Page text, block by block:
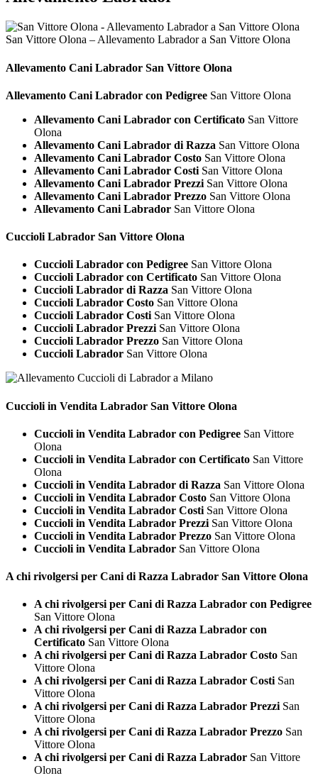
San Vittore Olona – Allevamento Labrador a San Vittore Olona
Allevamento Cani Labrador San Vittore Olona
Allevamento Cani Labrador con Pedigree San Vittore Olona
Allevamento Cani Labrador con Certificato San Vittore
Olona
Allevamento Cani Labrador di Razza San Vittore Olona
Allevamento Cani Labrador Costo San Vittore Olona
Allevamento Cani Labrador Costi San Vittore Olona
Allevamento Cani Labrador Prezzi San Vittore Olona
Allevamento Cani Labrador Prezzo San Vittore Olona
Allevamento Cani Labrador San Vittore Olona
Cuccioli Labrador San Vittore Olona
Cuccioli Labrador con Pedigree San Vittore Olona
Cuccioli Labrador con Certificato San Vittore Olona
Cuccioli Labrador di Razza San Vittore Olona
Cuccioli Labrador Costo San Vittore Olona
Cuccioli Labrador CostiSan Vittore Olona
Cuccioli Labrador PrezziSan Vittore Olona
Cuccioli Labrador Prezzo San Vittore Olona
Cuccioli Labrador San Vittore Olona
Cuccioli in Vendita Labrador San Vittore Olona
Cuccioli in Vendita Labrador con Pedigree San Vittore
Olona
Cuccioli in Vendita Labrador con Certificato San Vittore
Olona
Cuccioli in Vendita Labrador di Razza San Vittore Olona
Cuccioli in Vendita Labrador Costo San Vittore Olona
Cuccioli in Vendita Labrador Costi San Vittore Olona
Cuccioli in Vendita Labrador Prezzi San Vittore Olona
Cuccioli in Vendita Labrador Prezzo San Vittore Olona
Cuccioli in Vendita Labrador San Vittore Olona
A chi rivolgersi per Cani di Razza Labrador San Vittore Olona
A chi rivolgersi per Cani di Razza Labrador con Pedigree
San Vittore Olona
A chi rivolgersi per Cani di Razza Labrador con
Certificato San Vittore Olona
A chi rivolgersi per Cani di Razza Labrador Costo San
Vittore Olona
A chi rivolgersi per Cani di Razza Labrador CostiSan
Vittore Olona
A chi rivolgersi per Cani di Razza Labrador PrezziSan
Vittore Olona
A chi rivolgersi per Cani di Razza Labrador Prezzo San
Vittore Olona
A chi rivolgersi per Cani di Razza Labrador San Vittore
Olona